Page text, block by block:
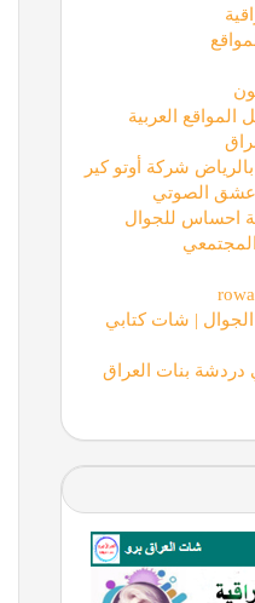
العربية
شركة أوتو كير
الصوتي
احساس للجوال
| شات كتابي
دردشة بنات العراق